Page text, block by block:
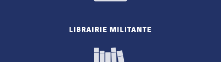
LIBRAIRIE MILITANTE